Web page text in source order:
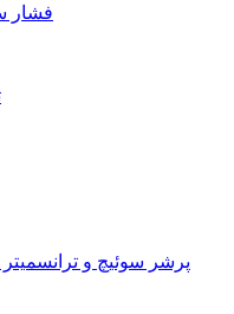
فشار
پرشر سوئیچ و ترانسمیتر